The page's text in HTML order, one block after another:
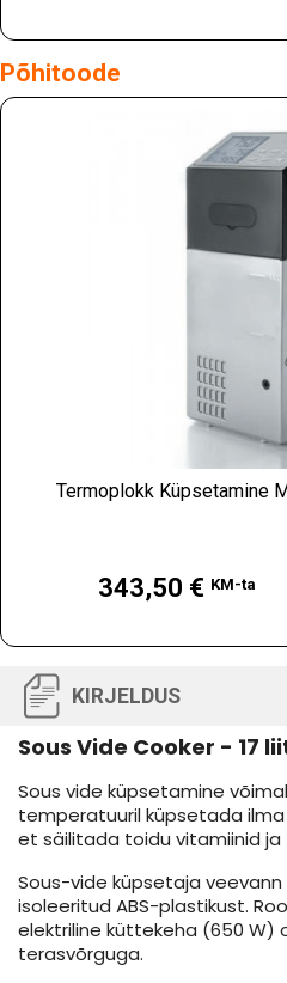
Põhitoode
Termoplokk Küpsetamine
343,50 € KM-ta
KIRJELDUS
Sous Vide Cooker - 17
Sous vide küpsetamine
temperatuuril küpsetada
et säilitada toidu vitamiinid
Sous-vide küpsetaja
isoleeritud ABS-plastikust.
elektriline küttekeha (650 W)
terasvõrguga.